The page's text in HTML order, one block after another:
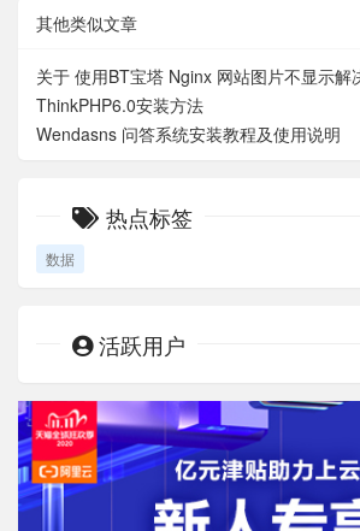
其他类似文章
关于 使用BT宝塔 Nginx 网站图片不显示解
ThinkPHP6.0安装方法
Wendasns 问答系统安装教程及使用说明
热点标签
数据
活跃用户